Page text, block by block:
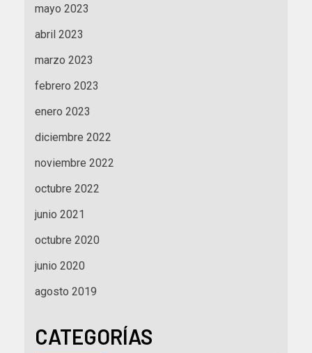
mayo 2023
abril 2023
marzo 2023
febrero 2023
enero 2023
diciembre 2022
noviembre 2022
octubre 2022
junio 2021
octubre 2020
junio 2020
agosto 2019
CATEGORÍAS